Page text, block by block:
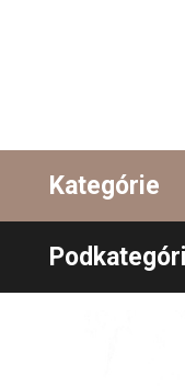
Kategórie